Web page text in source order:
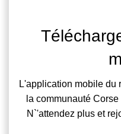
L'application mobile du
la communauté
N`'attendez plus et